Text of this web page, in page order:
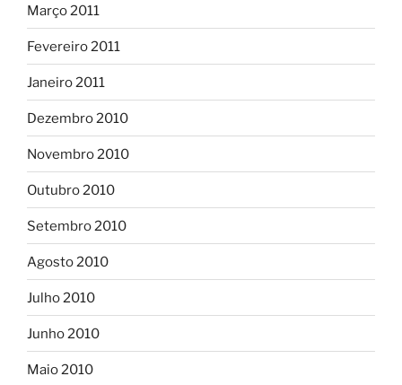
Março 2011
Fevereiro 2011
Janeiro 2011
Dezembro 2010
Novembro 2010
Outubro 2010
Setembro 2010
Agosto 2010
Julho 2010
Junho 2010
Maio 2010